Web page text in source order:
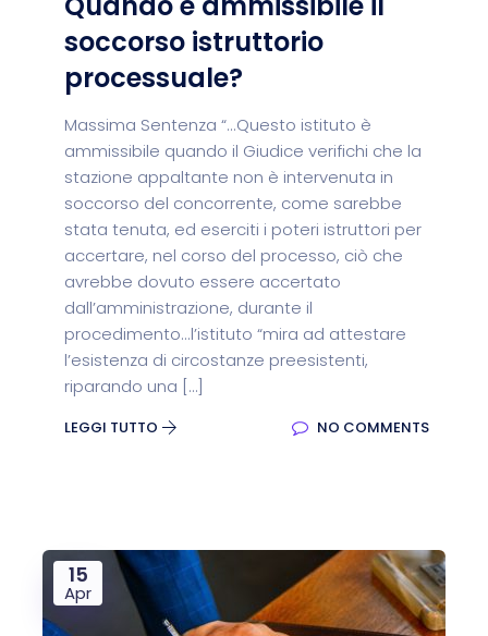
soccorso istruttorio
processuale?
Massima Sentenza “...Questo istituto è
ammissibile quando il Giudice verifichi che la
stazione appaltante non è intervenuta in
soccorso del concorrente, come sarebbe
stata tenuta, ed eserciti i poteri istruttori per
accertare, nel corso del processo, ciò che
avrebbe dovuto essere accertato
dall’amministrazione, durante il
procedimento...l’istituto “mira ad attestare
l’esistenza di circostanze preesistenti,
riparando una […]
LEGGI TUTTO NO COMMENTS
15
Apr